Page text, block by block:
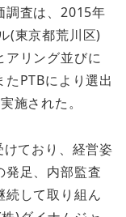
調査は、2015年
(東京都荒川区)
アリング並びに
PTBにより選出
施された。
ており、経営姿
発足、内部監査
続して取り組ん